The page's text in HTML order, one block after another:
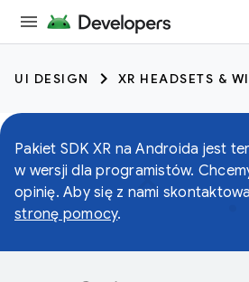
UI DESIGN XR HEADSETS &
Pakiet SDK XR na Androida jest
w wersji dla programistów.
opinię. Aby się z nami
stronę pomocy.